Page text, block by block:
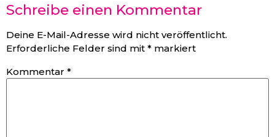
Schreibe einen Kommentar
Deine E-Mail-Adresse wird nicht veröffentlicht.
Erforderliche Felder sind mit * markiert
Kommentar *